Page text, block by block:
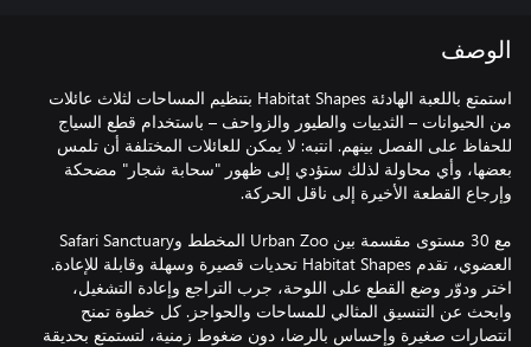
الوصف
استمتع باللعبة الهادئة Habitat Shapes بتنظيم المساحات لثلاث عائلات
من الحيوانات – الثدييات والطيور والزواحف – باستخدام قطع السياج
للحفاظ على الفصل بينهم. انتبه: لا يمكن للعائلات المختلفة أن تلمس
بعضها، وأي محاولة لذلك ستؤدي إلى ظهور "سحابة شجار" مضحكة
مع 30 مستوى مقسمة بين Urban Zoo المخطط وSafari Sanctuary
العضوي، تقدم Habitat Shapes تحديات قصيرة وسهلة وقابلة للإعادة.
اختر ودوّر وضع القطع على اللوحة، جرب التراجع وإعادة التشغيل،
وابحث عن التنسيق المثالي للمساحات والحواجز. كل خطوة تمنح
انتصارات صغيرة وإحساس بالرضا، دون ضغوط زمنية، لتستمتع بحديقة